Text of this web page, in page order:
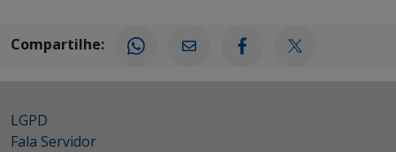
Compartilhe:
LGPD
Fala Servidor